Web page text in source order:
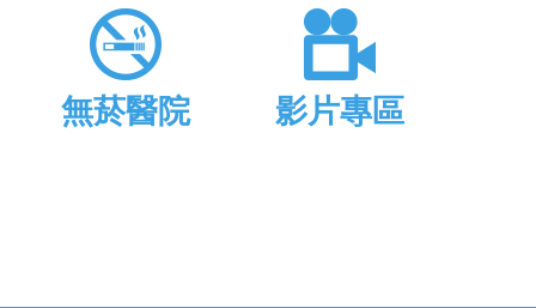
無菸醫院 影片專區